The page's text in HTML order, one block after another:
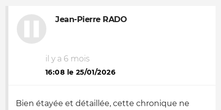
Jean-Pierre RADO
il y a 6 mois
16:08 le 25/01/2026
Bien étayée et détaillée, cette chronique ne